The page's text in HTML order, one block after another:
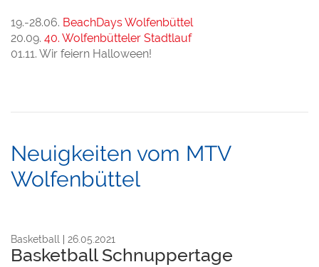
19.-28.06. BeachDays Wolfenbüttel
20.09. 40. Wolfenbütteler Stadtlauf
01.11. Wir feiern Halloween!
Neuigkeiten vom MTV
Wolfenbüttel
Basketball 26.05.2021
Basketball Schnuppertage